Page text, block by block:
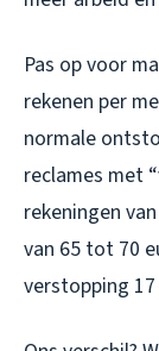
Pas op voor
rekenen per
normale
reclames met
rekeningen
van 65 tot 70
verstopping